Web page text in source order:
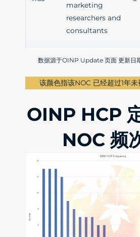
marketing
researchers and
consultants
数据源于OINP Update 页面 更新日
该颜色指该NOC 已经超过1年未
OINP HCP
NOC 频